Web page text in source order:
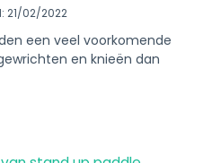
21/02/2022
een veel voorkomende
en knieën dan